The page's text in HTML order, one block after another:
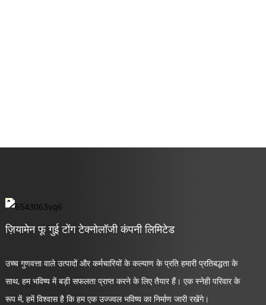
ज़ियामेन फू गुई टोंग टेक्नोलॉजी कंपनी लिमिटेड
उच्च गुणवत्ता वाले उत्पादों और कर्मचारियों के कल्याण के प्रति हमारी प्रतिबद्धता के
साथ, हम भविष्य में बड़ी सफलता प्राप्त करने के लिए तैयार हैं। एक स्नेही परिवार के
रूप में, हमें विश्वास है कि हम एक उज्ज्वल भविष्य का निर्माण जारी रखेंगे।